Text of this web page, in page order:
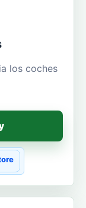
los coches